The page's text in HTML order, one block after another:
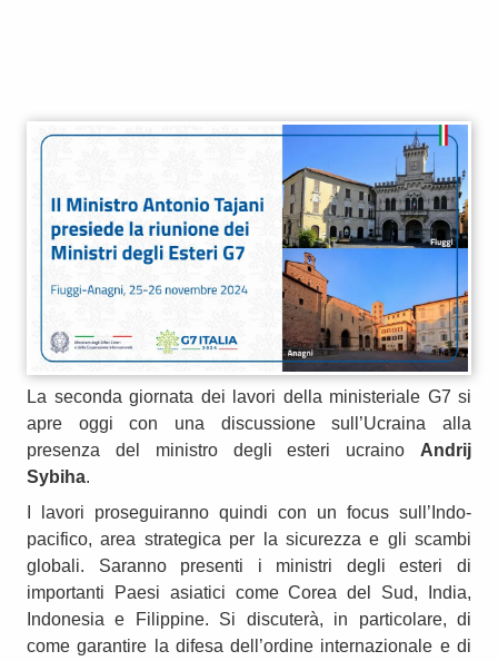
La seconda giornata dei lavori della ministeriale G7 si
apre oggi con una discussione sull’Ucraina alla
presenza del ministro degli esteri ucraino Andrij
Sybiha.
I lavori proseguiranno quindi con un focus sull’Indo-
pacifico, area strategica per la sicurezza e gli scambi
globali. Saranno presenti i ministri degli esteri di
importanti Paesi asiatici come Corea del Sud, India,
Indonesia e Filippine. Si discuterà, in particolare, di
come garantire la difesa dell’ordine internazionale e di